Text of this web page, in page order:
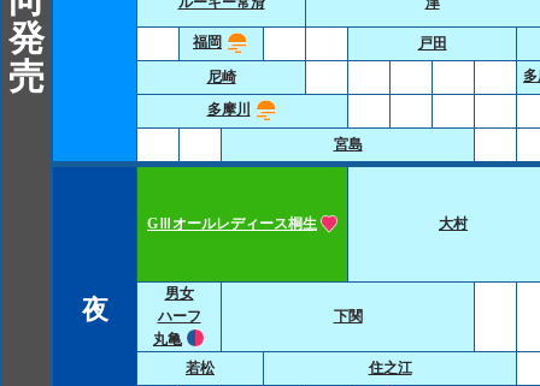
発
売
福岡
戸田
尼崎
多摩川
宮島
夜
GⅢオールレディース桐生 大村
男女
ハーフ
丸亀
下関
若松
住之江